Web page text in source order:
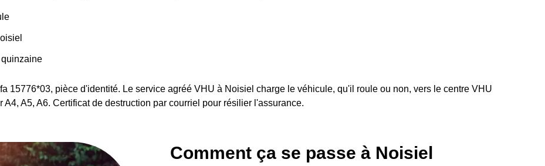
quinzaine
15776*03, pièce d'identité. Le service agréé VHU à Noisiel charge le véhicule, qu'il roule ou non, vers le centre VHU
A5, A6. Certificat de destruction par courriel pour résilier l'assurance.
Comment ça se passe à Noisiel